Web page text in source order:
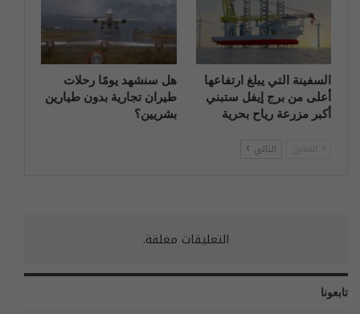
السفينة التي يبلغ ارتفاعها
أعلى من برج إيفل ستبني
أكبر مزرعة رياح بحرية
هل سنشهد يومًا رحلات
طيران تجارية بدون طيارين
بشريين؟
التالي
التعليقات مغلقة.
تابعونا